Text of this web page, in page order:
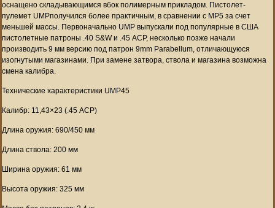
оснащено складывающимся вбок полимерным прикладом. Пистолет-
пулемет UMPполучился более практичным, в сравнении с MP5 за счет
меньшей массы. Первоначально UMP выпускали под популярные в США
пистолетные патроны .40 S&W и .45 ACP, несколько позже начали
производить 9 мм версию под патрон 9mm Parabellum, отличающуюся
изогнутыми магазинами. При замене затвора, ствола и магазина возможна
смена калибра.
Технические характеристики UMP45
Калибр: 11,43×23 (.45 ACP)
Длина оружия: 690/450 мм
Длина ствола: 200 мм
Ширина оружия: 61 мм
Высота оружия: 325 мм